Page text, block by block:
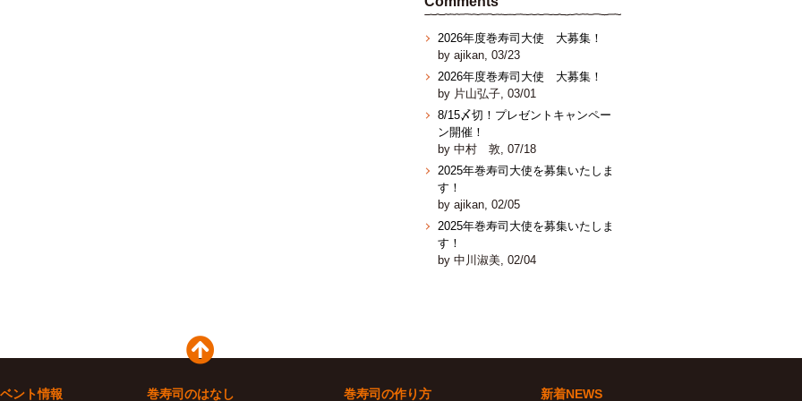
2026年度巻寿司大使 大募集！
by ajikan, 03/23
2026年度巻寿司大使 大募集！
by 片山弘子, 03/01
8/15〆切！プレゼントキャンペー
ン開催！
by 中村 敦, 07/18
2025年巻寿司大使を募集いたしま
す！
by ajikan, 02/05
2025年巻寿司大使を募集いたしま
す！
by 中川淑美, 02/04
ント情報 巻寿司のはなし 巻寿司の作り方 新着NEWS